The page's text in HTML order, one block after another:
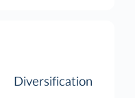
Diversification